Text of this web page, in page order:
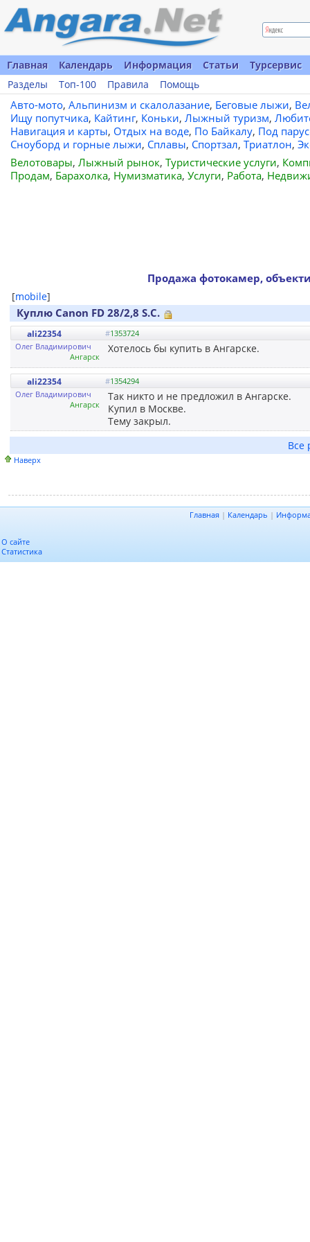
Главная Календарь Информация Статьи
Турсервис
Разделы
Топ-100 Правила Помощь
Авто-мото, Альпинизм и скалолазание, Беговые лыжи,
Ищу попутчика, Кайтинг, Коньки, Лыжный туризм,
Навигация и карты, Отдых на воде, По Байкалу, Под
Сноуборд и горные лыжи, Сплавы, Спортзал, Триатлон,
Велотовары, Лыжный рынок, Туристические услуги,
Продам, Барахолка, Нумизматика, Услуги, Работа,
Продажа фотокамер,
[mobile]
Куплю Canon FD 28/2,8 S.C.
ali22354 #1353724
Олег Владимирович
Ангарск
Хотелось бы купить в Ангарске.
ali22354 #1354294
Олег Владимирович
Ангарск
Так никто и не предложил в Ангарске.
Купил в Москве.
Тему закрыл.
Все
Наверх
Главная | Календарь |
О сайте
Статистика